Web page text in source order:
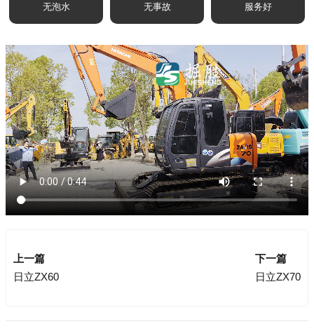
无泡水 无事故 服务好
上一篇
日立ZX60
下一篇
日立ZX70